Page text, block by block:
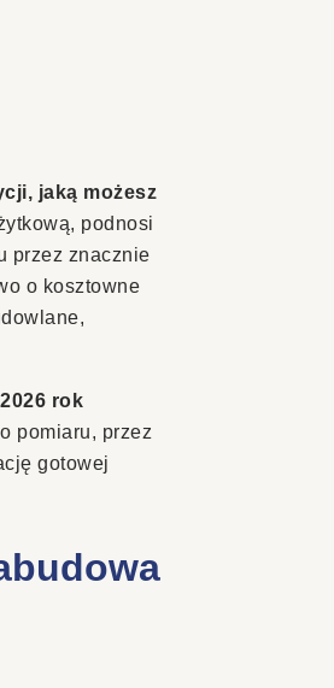
jaką możesz
podnosi
przez znacznie
o kosztowne
rok
pomiaru, przez
gotowej